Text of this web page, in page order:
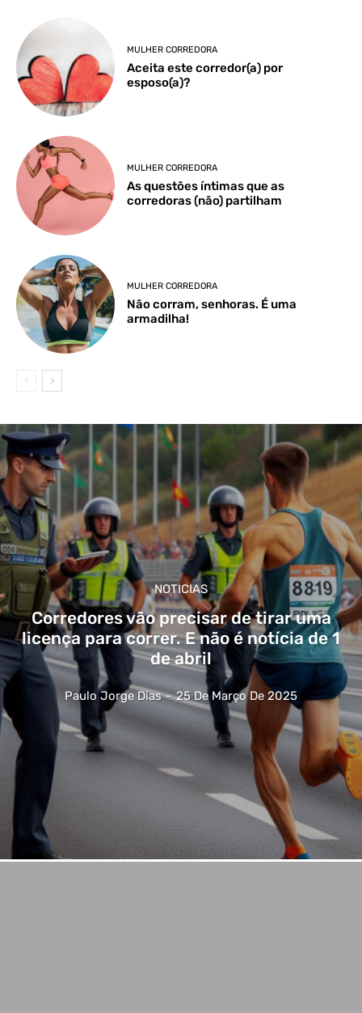
MULHER CORREDORA
Aceita este corredor(a) por
esposo(a)?
MULHER CORREDORA
As questões íntimas que as
corredoras (não) partilham
MULHER CORREDORA
Não corram, senhoras. É uma
armadilha!
NOTICIAS
Corredores vão precisar de tirar uma
licença para correr. E não é notícia de 1
de abril
Paulo Jorge Dias - 25 De Março De 2025